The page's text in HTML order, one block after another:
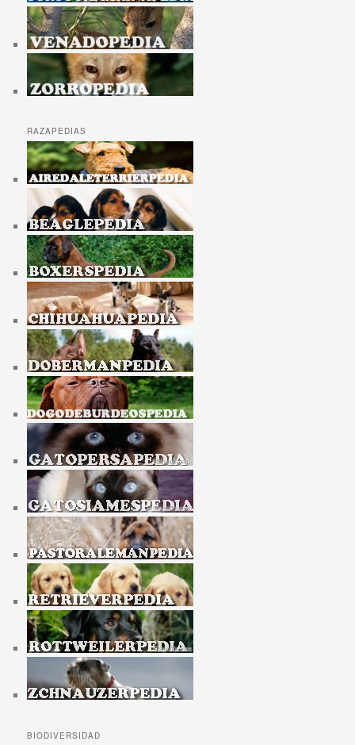
RAZAPEDIAS
BIODIVERSIDAD